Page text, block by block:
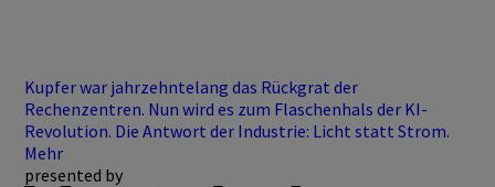
Kupfer war jahrzehntelang das Rückgrat der
Rechenzentren. Nun wird es zum Flaschenhals der KI-
Revolution. Die Antwort der Industrie: Licht statt Strom.
Mehr
presented by